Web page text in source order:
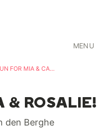
MENU
RUN FOR MIA & CAMILLE & ROSALIE
& ROSALIE!
den Berghe